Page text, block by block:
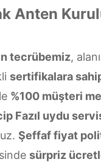
Anten
tecrübemiz,
sertifikalara
%100 müşteri
Fazıl uydu
Şeffaf fiyat
sürpriz